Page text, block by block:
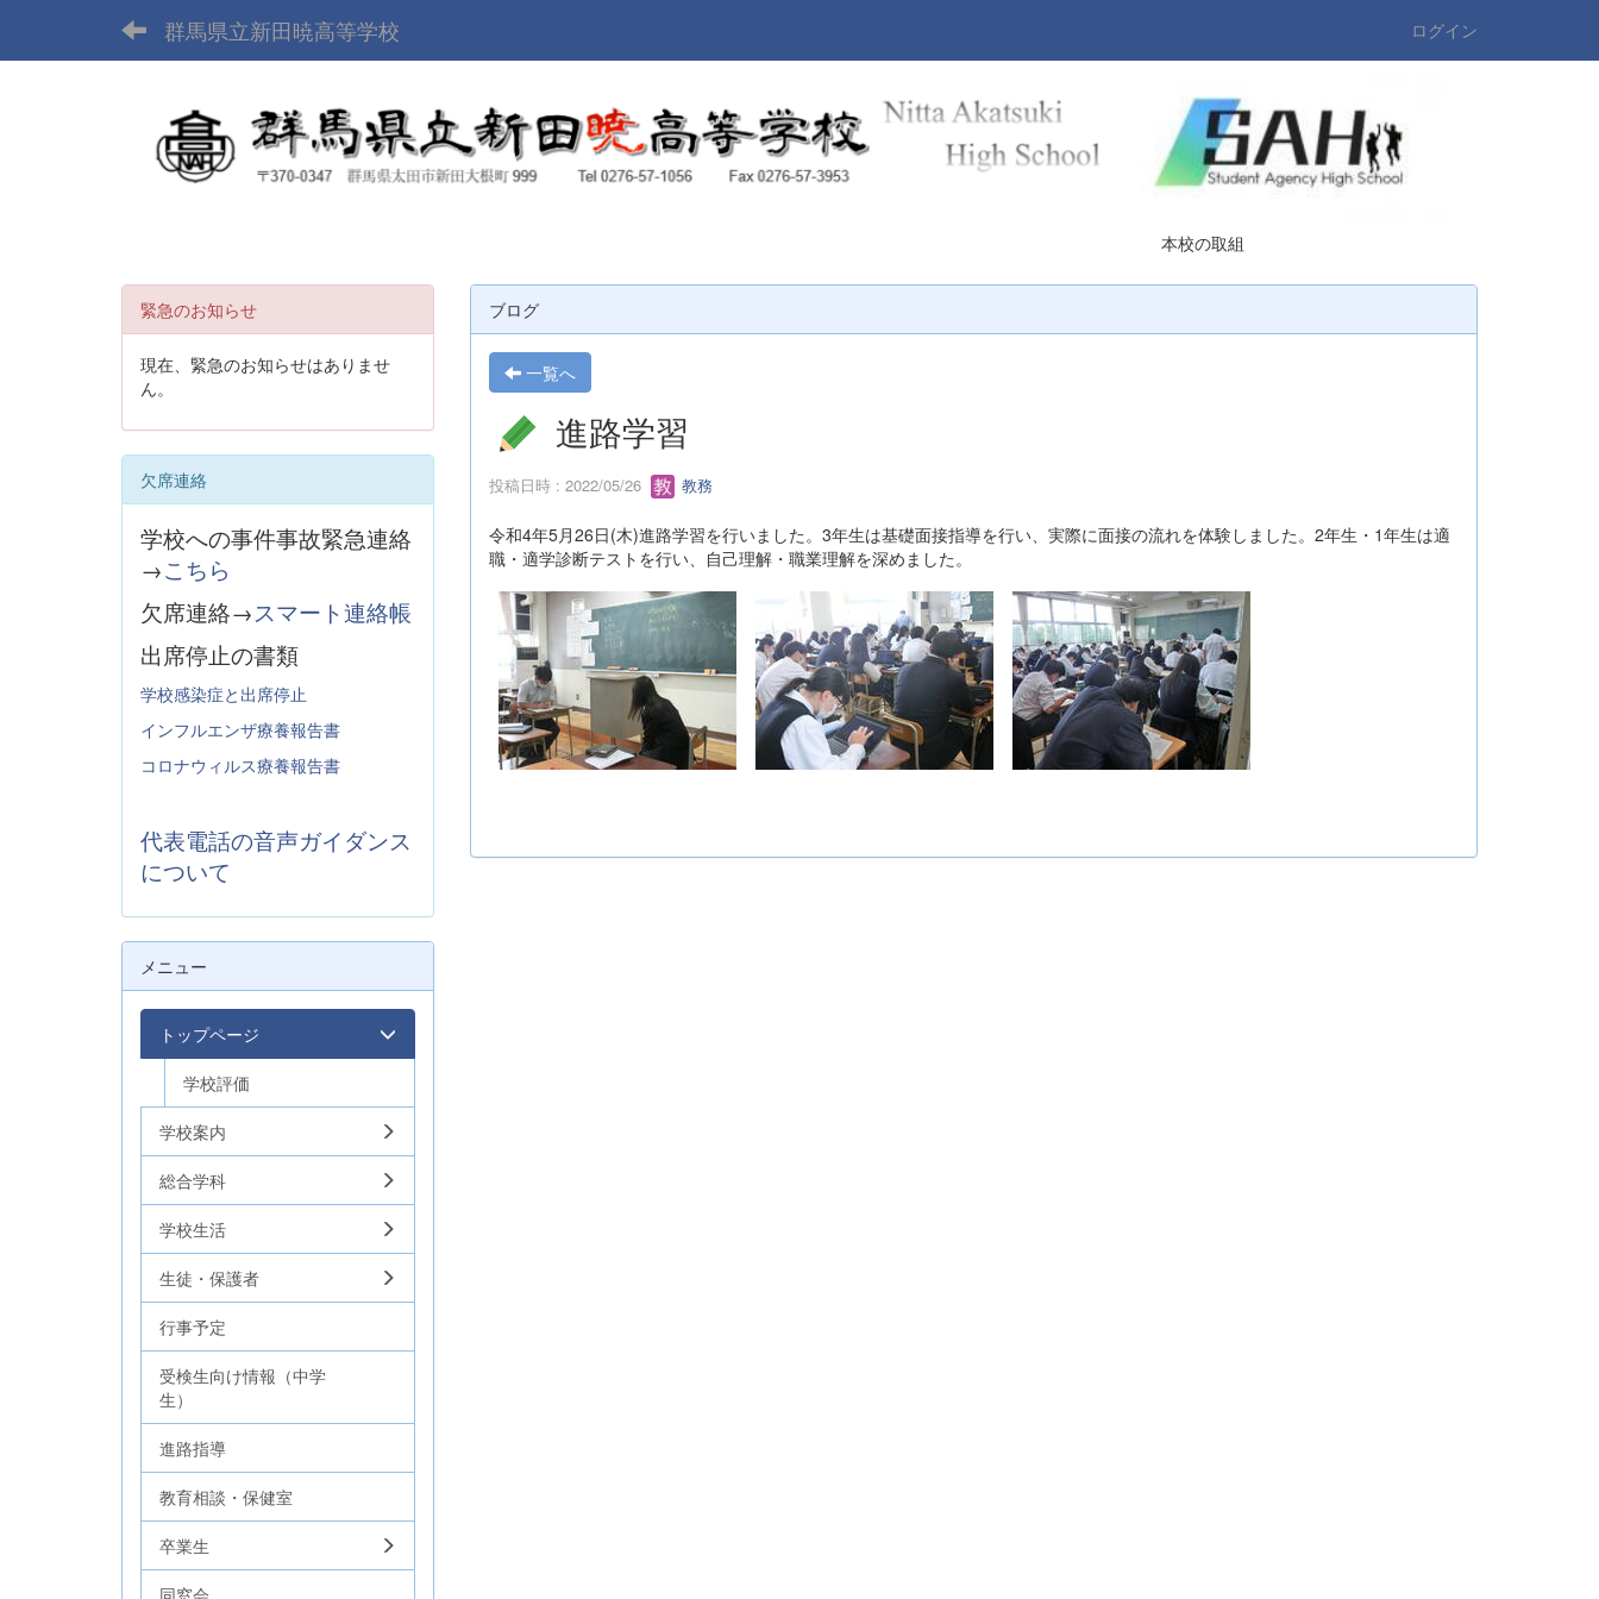
群馬県立新田暁高等学校 ログイン
本校の取組
ブログ
一覧へ
進路学習
投稿日時 : 2022/05/26 教務
令和4年5月26日(木)進路学習を行いました。3年生は基礎面接指導を行い、実際に面接の流れを体験しました。2年生・1年生は適
職・適学診断テストを行い、自己理解・職業理解を深めました。
緊急のお知らせ
現在、緊急のお知らせはありませ
ん。
欠席連絡
学校への事件事故緊急連絡
→こちら
欠席連絡→スマート連絡帳
出席停止の書類
学校感染症と出席停止
インフルエンザ療養報告書
コロナウィルス療養報告書
代表電話の音声ガイダンス
について
メニュー
トップページ
学校評価
学校案内
総合学科
学校生活
生徒・保護者
行事予定
受検生向け情報（中学
生）
進路指導
教育相談・保健室
卒業生